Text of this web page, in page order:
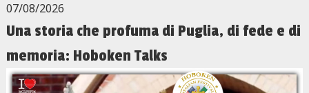
07/08/2026
Una storia che profuma di Puglia, di fede e di
memoria: Hoboken Talks